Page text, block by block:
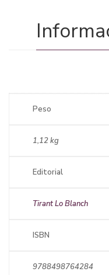
Peso
1,12 kg
Editorial
Tirant Lo Blanch
ISBN
9788498764284